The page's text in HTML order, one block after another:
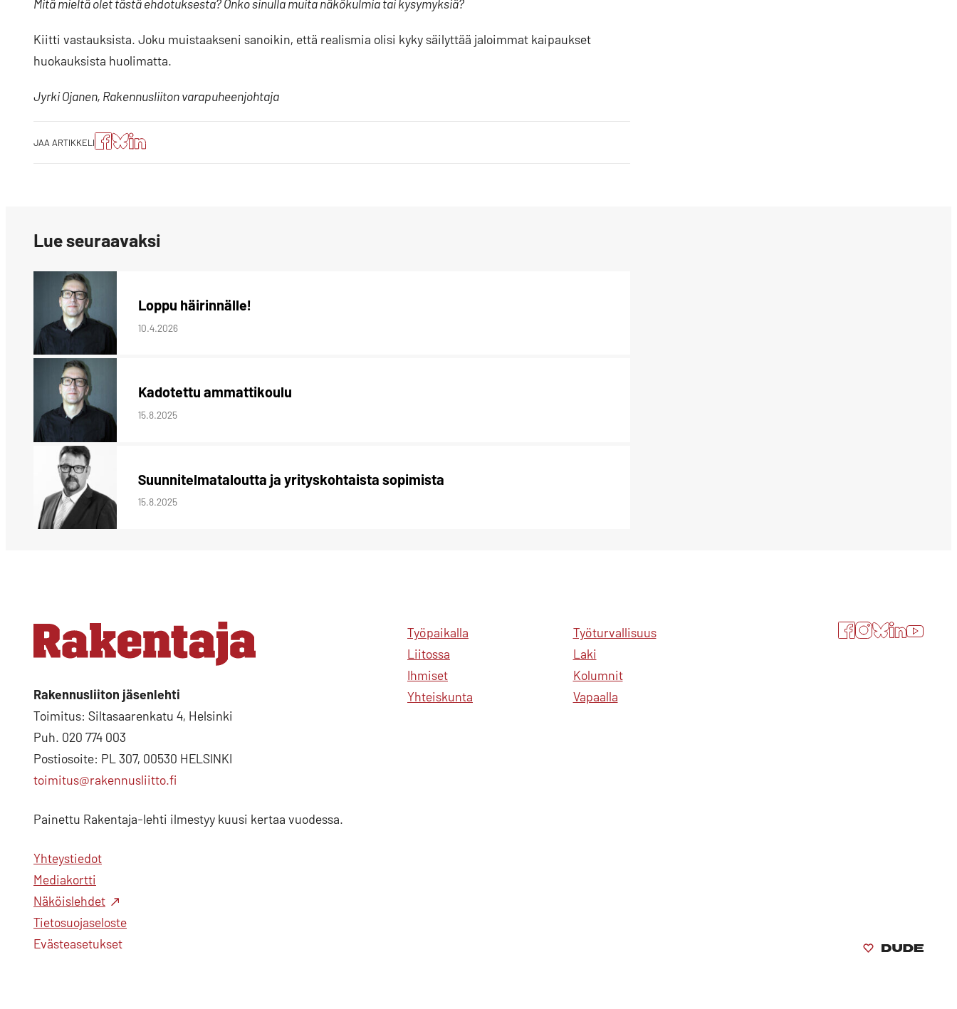
Mitä mieltä olet tästä ehdotuksesta? Onko sinulla muita näkökulmia tai kysymyksiä?
Kiitti vastauksista. Joku muistaakseni sanoikin, että realismia olisi kyky säilyttää jaloimmat kaipaukset
huokauksista huolimatta.
Jyrki Ojanen, Rakennusliiton varapuheenjohtaja
JAA ARTIKKELI
JaaJaaJako:
Lue seuraavaksi
Loppu häirinnälle!
10.4.2026
Kadotettu ammattikoulu
15.8.2025
Suunnitelmataloutta ja yrityskohtaista sopimista
15.8.2025
Rakennusliiton jäsenlehti
Toimitus: Siltasaarenkatu 4, Helsinki
Puh. 020 774 003
Postiosoite: PL 307, 00530 HELSINKI
toimitus@rakennusliitto.fi
Painettu Rakentaja-lehti ilmestyy kuusi kertaa vuodessa.
Yhteystiedot
Mediakortti
Näköislehdet
Tietosuojaseloste
Evästeasetukset
Työpaikalla
Liitossa
Ihmiset
Yhteiskunta
Työturvallisuus
Laki
Kolumnit
Vapaalla
Facebook
Instagram
Bluesky
LinkedIn
YouTube